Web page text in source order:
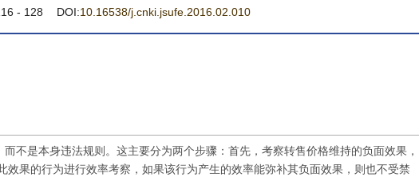
- 128 DOI:10.16538/j.cnki.jsufe.2016.02.010
不是本身违法规则。这主要分为两个步骤：首先，考察转售价格维持的负面效果，
果的行为进行效率考察，如果该行为产生的效率能弥补其负面效果，则也不受禁